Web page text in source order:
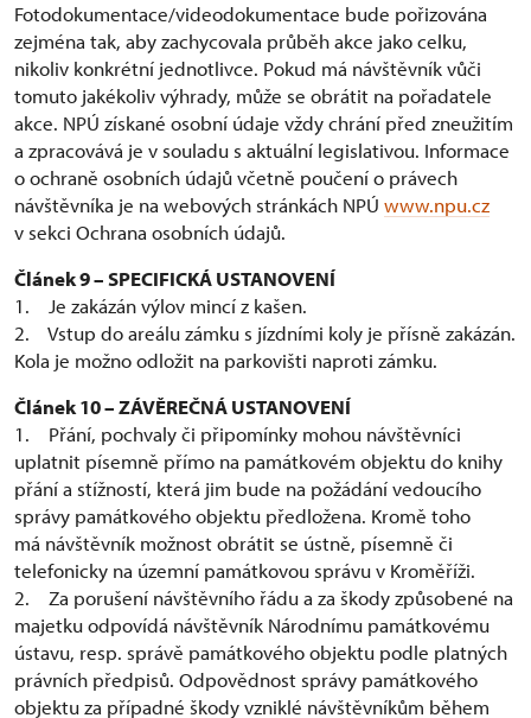
Fotodokumentace/videodokumentace bude pořizována
zejména tak, aby zachycovala průběh akce jako celku,
nikoliv konkrétní jednotlivce. Pokud má návštěvník vůči
tomuto jakékoliv výhrady, může se obrátit na pořadatele
akce. NPÚ získané osobní údaje vždy chrání před zneužitím
a zpracovává je v souladu s aktuální legislativou. Informace
o ochraně osobních údajů včetně poučení o právech
návštěvníka je na webových stránkách NPÚ www.npu.cz
v sekci Ochrana osobních údajů.
Článek 9 – SPECIFICKÁ USTANOVENÍ
1. Je zakázán výlov mincí z kašen.
2. Vstup do areálu zámku s jízdními koly je přísně zakázán.
Kola je možno odložit na parkovišti naproti zámku.
Článek 10 – ZÁVĚREČNÁ USTANOVENÍ
1. Přání, pochvaly či připomínky mohou návštěvníci
uplatnit písemně přímo na památkovém objektu do knihy
přání a stížností, která jim bude na požádání vedoucího
správy památkového objektu předložena. Kromě toho
má návštěvník možnost obrátit se ústně, písemně či
telefonicky na územní památkovou správu v Kroměříži.
2. Za porušení návštěvního řádu a za škody způsobené na
majetku odpovídá návštěvník Národnímu památkovému
ústavu, resp. správě památkového objektu podle platných
právních předpisů. Odpovědnost správy památkového
objektu za případné škody vzniklé návštěvníkům během